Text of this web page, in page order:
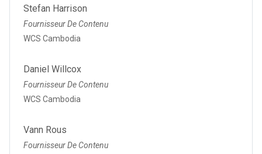
Stefan Harrison
Fournisseur De Contenu
WCS Cambodia
Daniel Willcox
Fournisseur De Contenu
WCS Cambodia
Vann Rous
Fournisseur De Contenu